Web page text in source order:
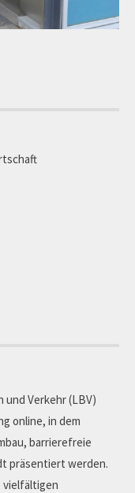
und Verkehr (LBV)
online, in dem
barrierefreie
präsentiert werden.
vielfältigen